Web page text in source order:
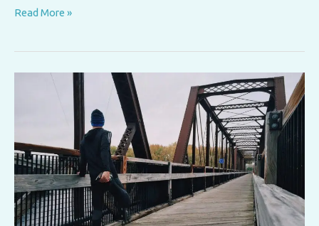
“فن
مع
يخلق
علاقة
مميزة”
Read More »